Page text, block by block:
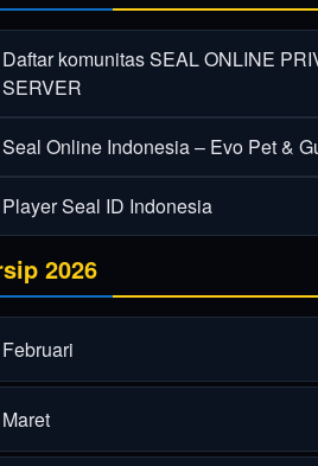
Daftar komunitas SEAL ONLINE
SERVER
Seal Online Indonesia – Evo Pet &
Player Seal ID Indonesia
2026
Februari
Maret